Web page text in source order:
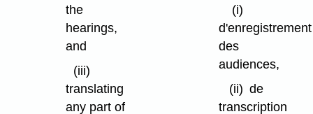
the
hearings,
and
(iii)
translating
any part of
(i)
d'enregistrement
des
audiences,
(ii) de
transcription